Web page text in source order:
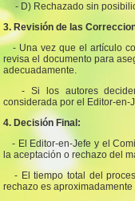
- D) Rechazado sin
3. Revisión de las
- Una vez que el artículo
revisa el documento para
adecuadamente.
- Si los autores
considerada por el Editor-en-
4. Decisión Final:
- El Editor-en-Jefe y el
la aceptación o rechazo del
- El tiempo total del
rechazo es aproximadamente